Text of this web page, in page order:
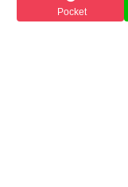
Pocket